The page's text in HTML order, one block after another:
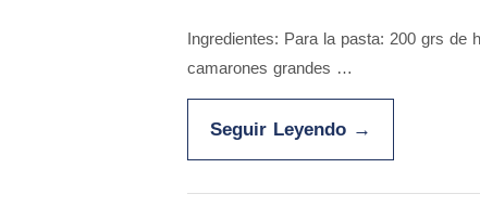
Ingredientes: Para la pasta: 200 grs
camarones grandes …
Seguir Leyendo →